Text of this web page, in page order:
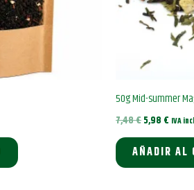
50g Mid-summer
7,48€El
original
era:
7,48 €.
5,98 € El
actual
es:
5,98
IVA
AÑADIR AL